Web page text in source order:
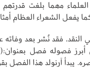
العلماء مهما بلغت
كما يفعل الشعراء العظام
فصوله فصل
يبدأ آرنولد هذا الفصل